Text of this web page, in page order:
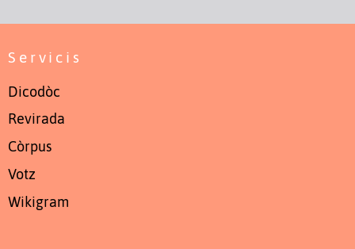
Servicis
Dicodòc
Revirada
Còrpus
Votz
Wikigram